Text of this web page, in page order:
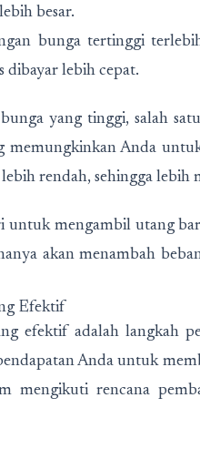
besar.
bunga tertinggi
dibayar lebih cepat.
yang tinggi, salah
memungkinkan Anda
rendah, sehingga lebih
untuk mengambil utang
akan menambah
Efektif
efektif adalah langkah
Anda untuk
mengikuti rencana